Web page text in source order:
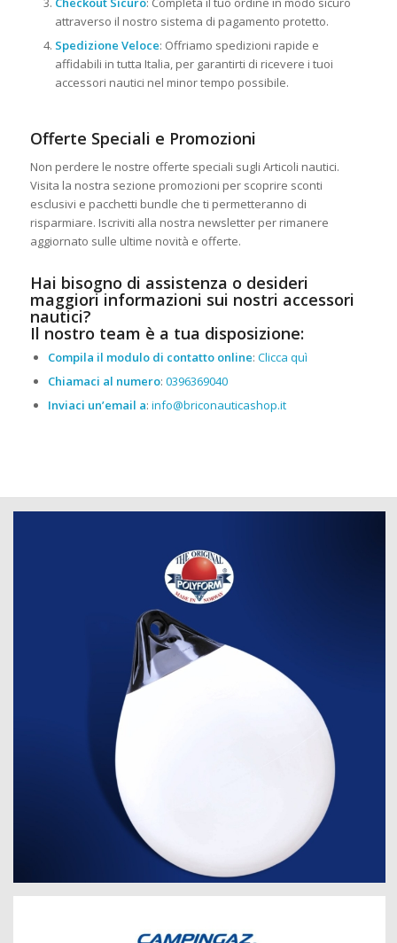
attraverso il nostro sistema di pagamento protetto.
Spedizione Veloce: Offriamo spedizioni rapide e
affidabili in tutta Italia, per garantirti di ricevere i tuoi
accessori nautici nel minor tempo possibile.
Offerte Speciali e Promozioni
Non perdere le nostre offerte speciali sugli Articoli nautici.
Visita la nostra sezione promozioni per scoprire sconti
esclusivi e pacchetti bundle che ti permetteranno di
risparmiare. Iscriviti alla nostra newsletter per rimanere
aggiornato sulle ultime novità e offerte.
Hai bisogno di assistenza o desideri
maggiori informazioni sui nostri accessori
nautici?
Il nostro team è a tua disposizione:
Compila il modulo di contatto online: Clicca quì
Chiamaci al numero: 0396369040
Inviaci un’email a: info@briconauticashop.it